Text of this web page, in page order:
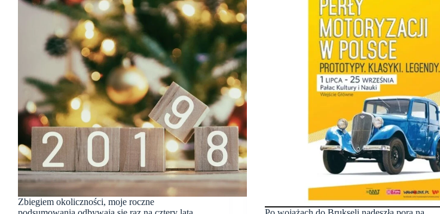
Zbiegiem okoliczności, moje roczne